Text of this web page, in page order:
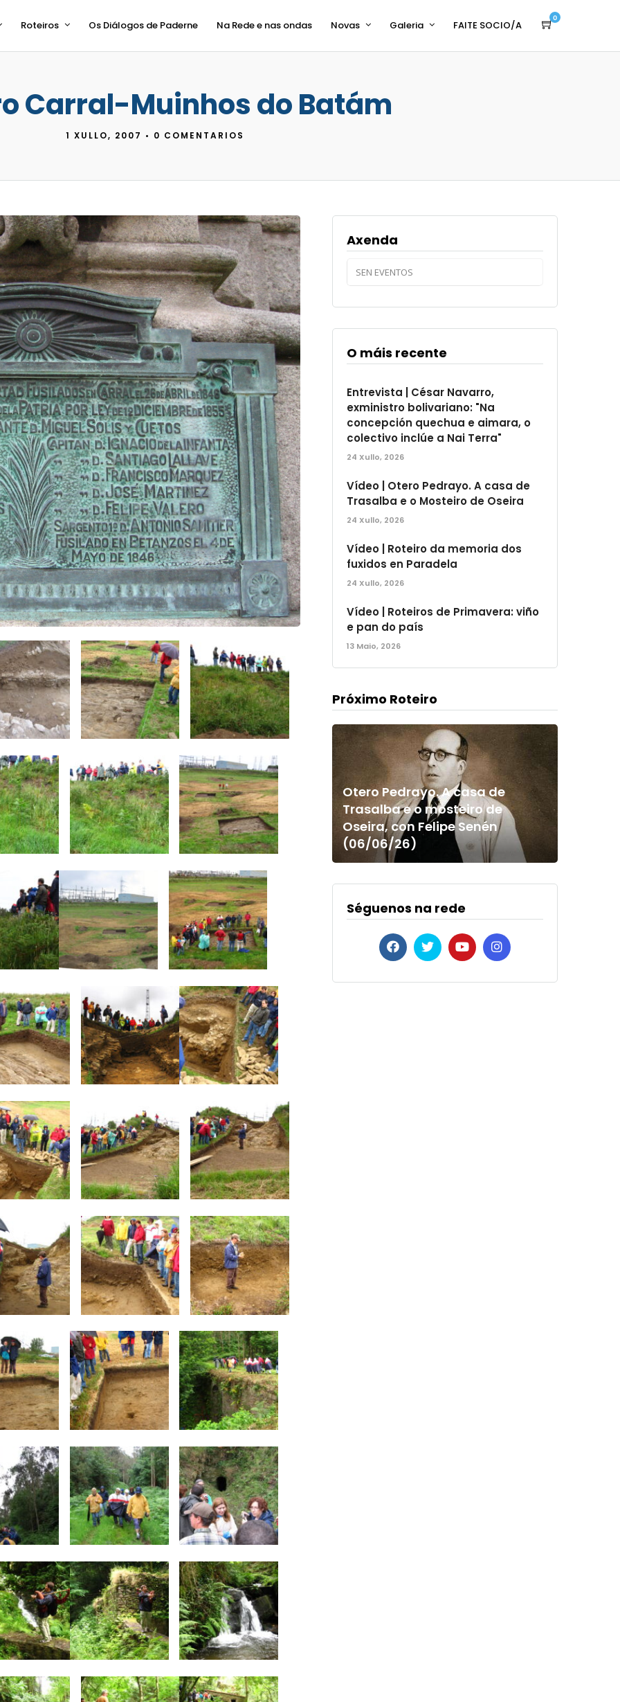
Roteiros Os Diálogos de Paderne Na Rede e nas ondas Novas Galeria FAITE SOCIO/A
0
Carral-Muinhos do Batám
1 XULLO, 2007 • 0 COMENTARIOS
Axenda
SEN EVENTOS
O máis recente
Entrevista | César Navarro,
exministro bolivariano: "Na
concepción quechua e aimara, o
colectivo inclúe a Nai Terra"
24 Xullo, 2026
Vídeo | Otero Pedrayo. A casa de
Trasalba e o Mosteiro de Oseira
24 Xullo, 2026
Vídeo | Roteiro da memoria dos
fuxidos en Paradela
24 Xullo, 2026
Vídeo | Roteiros de Primavera: viño
e pan do país
13 Maio, 2026
Próximo Roteiro
Otero Pedrayo. A casa de
Trasalba e o mosteiro de
Oseira, con Felipe Senén
(06/06/26)
Séguenos na rede